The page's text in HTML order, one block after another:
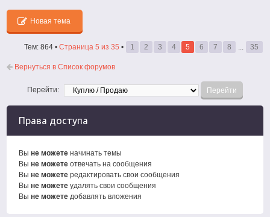
Новая тема
Тем: 864 • Страница 5 из 35 • 1 2 3 4 5 6 7 8 ... 35
Вернуться в Список форумов
Перейти:
Права доступа
Выне можете начинать темы
Выне можете отвечать на сообщения
Выне можете редактировать свои сообщения
Выне можете удалять свои сообщения
Выне можете добавлять вложения